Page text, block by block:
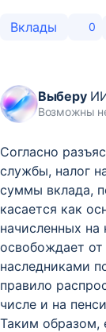
Вклады 0
Выберу
Возможны
Согласно
службы, налог
суммы вклада,
касается как
начисленных на
освобождает
наследниками
правило
числе и на
Таким образом,